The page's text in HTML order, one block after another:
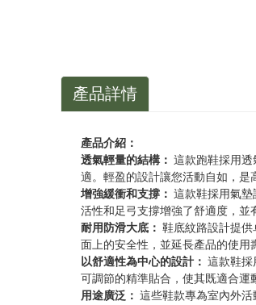
產品詳情
產品介紹：
透氣輕量的結構：這款跑鞋採用
適。輕盈的設計讓您活動自如，是
增強緩衝和支撐：這款鞋採用氣
活性和足弓支撐增強了舒適度，並
耐用防滑大底：鞋底紋路設計提
面上的安全性，並延長產品的使用
以舒適性為中心的設計： 這款鞋採
可調節的精準貼合，使其既適合運
用途廣泛： 這些鞋款專為室內外